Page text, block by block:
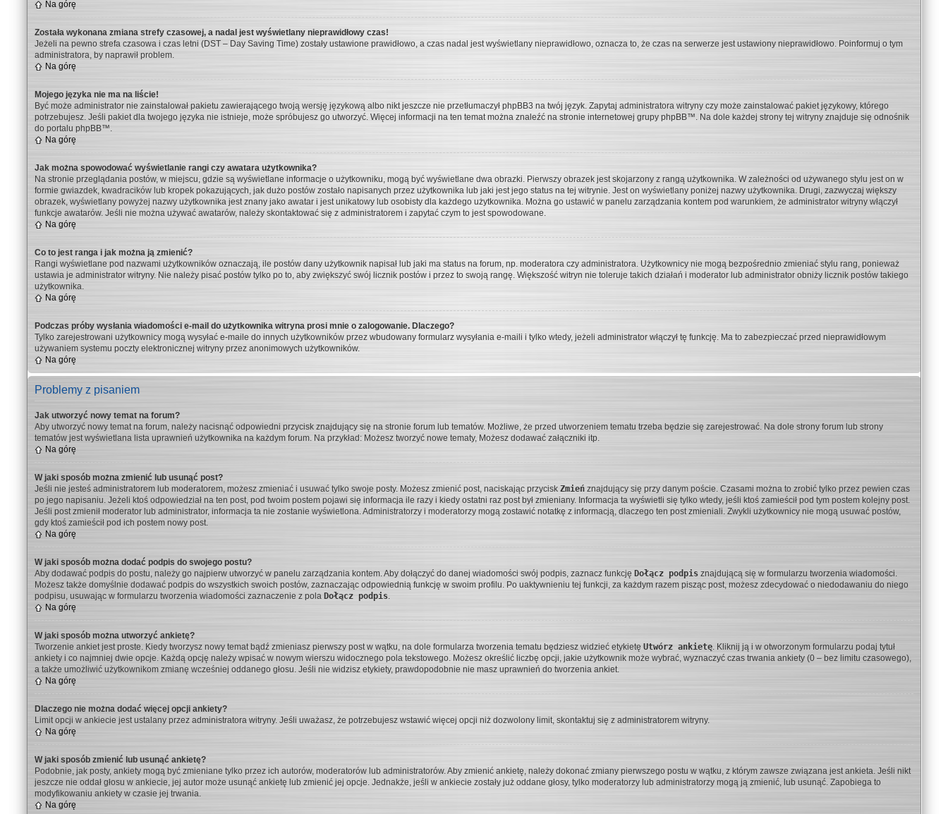
Na górę
Została wykonana zmiana strefy czasowej, a nadal jest wyświetlany nieprawidłowy czas!
Jeżeli na pewno strefa czasowa i czas letni (DST – Day Saving Time) zostały ustawione prawidłowo, a czas nadal jest wyświetlany nieprawidłowo, oznacza to, że czas na serwerze jest ustawiony nieprawidłowo. Poinformuj o tym
administratora, by naprawił problem.
Na górę
Mojego języka nie ma na liście!
Być może administrator nie zainstalował pakietu zawierającego twoją wersję językową albo nikt jeszcze nie przetłumaczył phpBB3 na twój język. Zapytaj administratora witryny czy może zainstalować pakiet językowy, którego
potrzebujesz. Jeśli pakiet dla twojego języka nie istnieje, może spróbujesz go utworzyć. Więcej informacji na ten temat można znaleźć na stronie internetowej grupy phpBB™. Na dole każdej strony tej witryny znajduje się odnośnik
do portalu phpBB™.
Na górę
Jak można spowodować wyświetlanie rangi czy awatara użytkownika?
Na stronie przeglądania postów, w miejscu, gdzie są wyświetlane informacje o użytkowniku, mogą być wyświetlane dwa obrazki. Pierwszy obrazek jest skojarzony z rangą użytkownika. W zależności od używanego stylu jest on w
formie gwiazdek, kwadracików lub kropek pokazujących, jak dużo postów zostało napisanych przez użytkownika lub jaki jest jego status na tej witrynie. Jest on wyświetlany poniżej nazwy użytkownika. Drugi, zazwyczaj większy
obrazek, wyświetlany powyżej nazwy użytkownika jest znany jako awatar i jest unikatowy lub osobisty dla każdego użytkownika. Można go ustawić w panelu zarządzania kontem pod warunkiem, że administrator witryny włączył
funkcje awatarów. Jeśli nie można używać awatarów, należy skontaktować się z administratorem i zapytać czym to jest spowodowane.
Na górę
Co to jest ranga i jak można ją zmienić?
Rangi wyświetlane pod nazwami użytkowników oznaczają, ile postów dany użytkownik napisał lub jaki ma status na forum, np. moderatora czy administratora. Użytkownicy nie mogą bezpośrednio zmieniać stylu rang, ponieważ
ustawia je administrator witryny. Nie należy pisać postów tylko po to, aby zwiększyć swój licznik postów i przez to swoją rangę. Większość witryn nie toleruje takich działań i moderator lub administrator obniży licznik postów takiego
użytkownika.
Na górę
Podczas próby wysłania wiadomości e-mail do użytkownika witryna prosi mnie o zalogowanie. Dlaczego?
Tylko zarejestrowani użytkownicy mogą wysyłać e-maile do innych użytkowników przez wbudowany formularz wysyłania e-maili i tylko wtedy, jeżeli administrator włączył tę funkcję. Ma to zabezpieczać przed nieprawidłowym
używaniem systemu poczty elektronicznej witryny przez anonimowych użytkowników.
Na górę
Problemy z pisaniem
Jak utworzyć nowy temat na forum?
Aby utworzyć nowy temat na forum, należy nacisnąć odpowiedni przycisk znajdujący się na stronie forum lub tematów. Możliwe, że przed utworzeniem tematu trzeba będzie się zarejestrować. Na dole strony forum lub strony
tematów jest wyświetlana lista uprawnień użytkownika na każdym forum. Na przykład: Możesz tworzyć nowe tematy, Możesz dodawać załączniki itp.
Na górę
W jaki sposób można zmienić lub usunąć post?
Jeśli nie jesteś administratorem lub moderatorem, możesz zmieniać i usuwać tylko swoje posty. Możesz zmienić post, naciskając przyciskZmień znajdujący się przy danym poście. Czasami można to zrobić tylko przez pewien czas
po jego napisaniu. Jeżeli ktoś odpowiedział na ten post, pod twoim postem pojawi się informacja ile razy i kiedy ostatni raz post był zmieniany. Informacja ta wyświetli się tylko wtedy, jeśli ktoś zamieścił pod tym postem kolejny post.
Jeśli post zmienił moderator lub administrator, informacja ta nie zostanie wyświetlona. Administratorzy i moderatorzy mogą zostawić notatkę z informacją, dlaczego ten post zmieniali. Zwykli użytkownicy nie mogą usuwać postów,
gdy ktoś zamieścił pod ich postem nowy post.
Na górę
W jaki sposób można dodać podpis do swojego postu?
Aby dodawać podpis do postu, należy go najpierw utworzyć w panelu zarządzania kontem. Aby dołączyć do danej wiadomości swój podpis, zaznacz funkcję Dołącz podpis znajdującą się w formularzu tworzenia wiadomości.
Możesz także domyślnie dodawać podpis do wszystkich swoich postów, zaznaczając odpowiednią funkcję w swoim profilu. Po uaktywnieniu tej funkcji, za każdym razem pisząc post, możesz zdecydować o niedodawaniu do niego
podpisu, usuwając w formularzu tworzenia wiadomości zaznaczenie z pola Dołącz podpis.
Na górę
W jaki sposób można utworzyć ankietę?
Tworzenie ankiet jest proste. Kiedy tworzysz nowy temat bądź zmieniasz pierwszy post w wątku, na dole formularza tworzenia tematu będziesz widzieć etykietęUtwórz ankietę. Kliknij ją i w otworzonym formularzu podaj tytuł
ankiety i co najmniej dwie opcje. Każdą opcję należy wpisać w nowym wierszu widocznego pola tekstowego. Możesz określić liczbę opcji, jakie użytkownik może wybrać, wyznaczyć czas trwania ankiety (0 – bez limitu czasowego),
a także umożliwić użytkownikom zmianę wcześniej oddanego głosu. Jeśli nie widzisz etykiety, prawdopodobnie nie masz uprawnień do tworzenia ankiet.
Na górę
Dlaczego nie można dodać więcej opcji ankiety?
Limit opcji w ankiecie jest ustalany przez administratora witryny. Jeśli uważasz, że potrzebujesz wstawić więcej opcji niż dozwolony limit, skontaktuj się z administratorem witryny.
Na górę
W jaki sposób zmienić lub usunąć ankietę?
Podobnie, jak posty, ankiety mogą być zmieniane tylko przez ich autorów, moderatorów lub administratorów. Aby zmienić ankietę, należy dokonać zmiany pierwszego postu w wątku, z którym zawsze związana jest ankieta. Jeśli nikt
jeszcze nie oddał głosu w ankiecie, jej autor może usunąć ankietę lub zmienić jej opcje. Jednakże, jeśli w ankiecie zostały już oddane głosy, tylko moderatorzy lub administratorzy mogą ją zmienić, lub usunąć. Zapobiega to
modyfikowaniu ankiety w czasie jej trwania.
Na górę